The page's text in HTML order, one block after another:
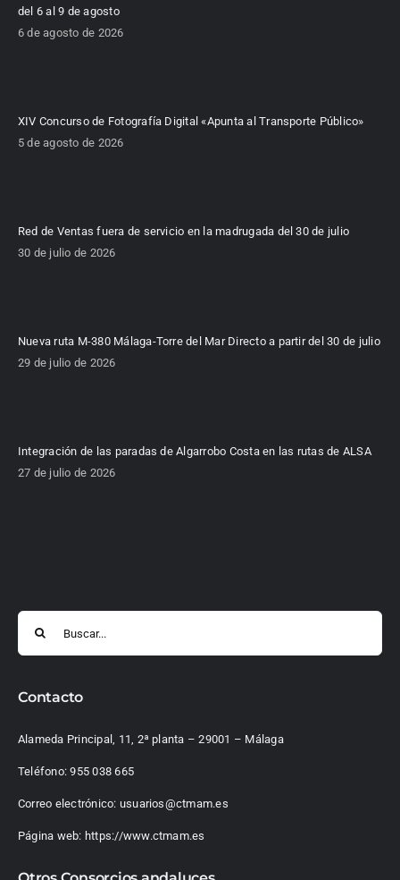
del 6 al 9 de agosto
6 de agosto de 2026
XIV Concurso de Fotografía Digital «Apunta al Transporte Público»
5 de agosto de 2026
Red de Ventas fuera de servicio en la madrugada del 30 de julio
30 de julio de 2026
Nueva ruta M-380 Málaga-Torre del Mar Directo a partir del 30 de julio
29 de julio de 2026
Integración de las paradas de Algarrobo Costa en las rutas de ALSA
27 de julio de 2026
Contacto
Alameda Principal, 11, 2ª planta – 29001 – Málaga
Teléfono:955 038 665
Correo electrónico: usuarios@ctmam.es
Página web: https://www.ctmam.es